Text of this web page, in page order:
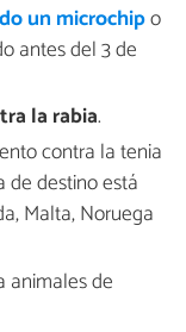
un microchipo
antes del 3 de
la rabia.
contra la tenia
de destino está
Malta, Noruega
animales de